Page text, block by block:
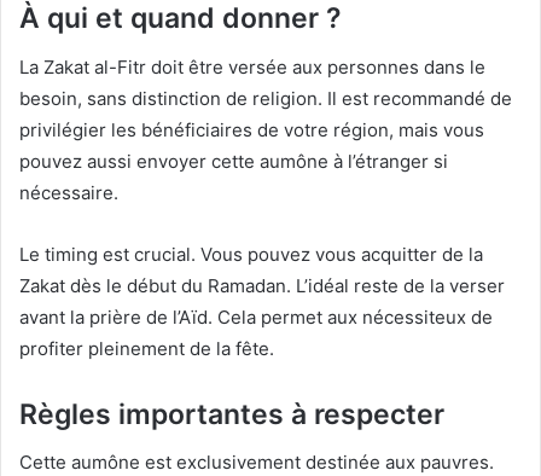
À qui et quand donner ?
La Zakat al-Fitr doit être versée aux personnes dans le
besoin, sans distinction de religion. Il est recommandé de
privilégier les bénéficiaires de votre région, mais vous
pouvez aussi envoyer cette aumône à l’étranger si
nécessaire.
Le timing est crucial. Vous pouvez vous acquitter de la
Zakat dès le début du Ramadan. L’idéal reste de la verser
avant la prière de l’Aïd. Cela permet aux nécessiteux de
profiter pleinement de la fête.
Règles importantes à respecter
Cette aumône est exclusivement destinée aux pauvres.